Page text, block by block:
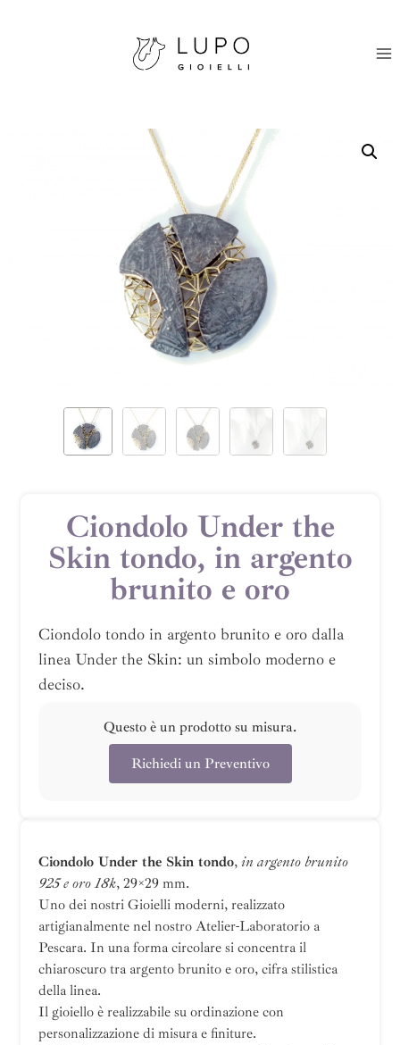
Ciondolo Under the
Skin tondo, in argento
brunito e oro
Ciondolo tondo in argento brunito e oro dalla
linea Under the Skin: un simbolo moderno e
deciso.
Questo è un prodotto su misura.
Richiedi un Preventivo
Ciondolo Under the Skin tondo, in argento brunito
925 e oro 18k, 29×29 mm.
Uno dei nostri Gioielli moderni, realizzato
artigianalmente nel nostro Atelier-Laboratorio a
Pescara. In una forma circolare si concentra il
chiaroscuro tra argento brunito e oro, cifra stilistica
della linea.
Il gioiello è realizzabile su ordinazione con
personalizzazione di misura e finiture.